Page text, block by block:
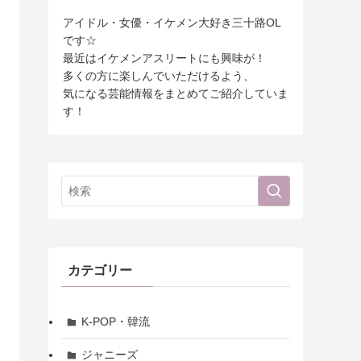
アイドル・女優・イケメン大好き三十路OL
です☆
最近はイケメンアスリートにも興味が！
多くの方に楽しんでいただけるよう、
気になる芸能情報をまとめてご紹介していま
す！
カテゴリー
K-POP・韓流
ジャニーズ